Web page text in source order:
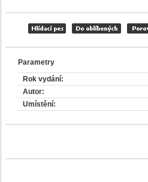
Parametry
Rok vydání:
Autor:
Umístění: